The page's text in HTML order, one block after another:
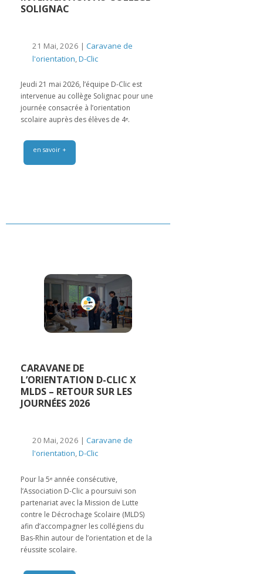
SOLIGNAC
21 Mai, 2026 | Caravane de
l'orientation,D-Clic
Jeudi 21 mai 2026, l’équipe D-Clic est
intervenue au collège Solignac pour une
journée consacrée à l’orientation
scolaire auprès des élèves de 4ᵉ.
en savoir +
CARAVANE DE
L’ORIENTATION D-CLIC X
MLDS – RETOUR SUR LES
JOURNÉES 2026
20 Mai, 2026 | Caravane de
l'orientation,D-Clic
Pour la 5ᵉ année consécutive,
l’Association D-Clic a poursuivi son
partenariat avec la Mission de Lutte
contre le Décrochage Scolaire (MLDS)
afin d’accompagner les collégiens du
Bas-Rhin autour de l’orientation et de la
réussite scolaire.